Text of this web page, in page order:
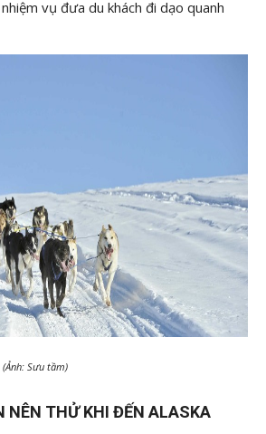
vụ đưa du khách đi dạo quanh
(Ảnh: Sưu tầm)
NÊN THỬ KHI ĐẾN ALASKA